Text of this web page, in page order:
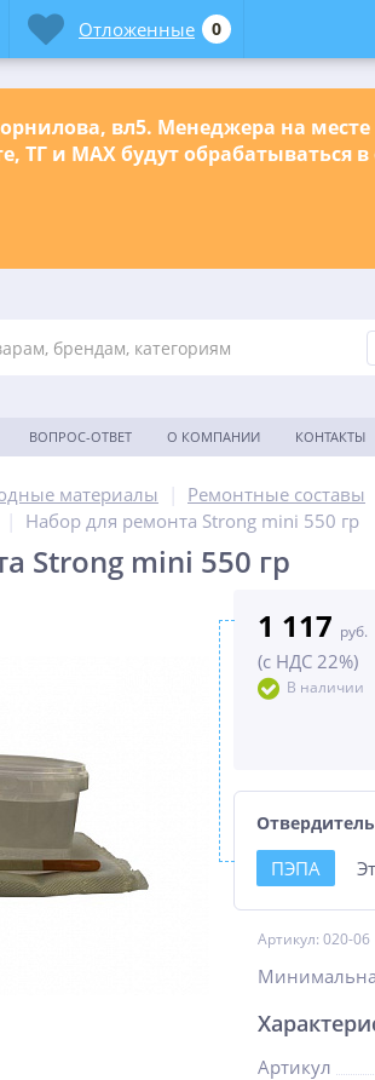
вл5. Менеджера на месте
ТГ и МАХ будут обрабатываться
ВОПРОС-ОТВЕТ О КОМПАНИИ КОНТАКТЫ
материалы Ремонтные составы
Набор для ремонта Strong mini 550 гр
Strong mini 550 гр
1 117 руб.
(с НДС 22%)
В наличии
Отвердитель
ПЭПА
Артикул: 020-06
Артикул
Отложенные 0